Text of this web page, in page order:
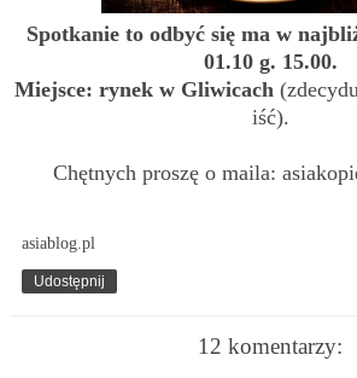
Spotkanie to odbyć się ma w
01.10 g. 15.00.
Miejsce: rynek w Gliwicach
iść).
Chętnych proszę o maila:
asiablog.pl
Udostępnij
12 komentarzy: